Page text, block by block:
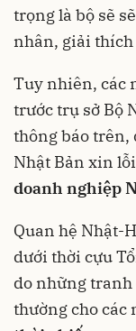
trọng là bộ sẽ
nhân, giải thích
Tuy nhiên, các
trước trụ sở Bộ
thông báo trên,
Nhật Bản xin
doanh nghiệp
Quan hệ Nhật-
dưới thời cựu
do những
thường cho các